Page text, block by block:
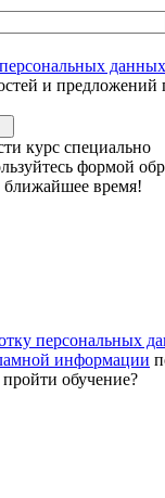
персональных данных
и
курс специально
формой
ближайшее время!
персональных
информации
обучение?